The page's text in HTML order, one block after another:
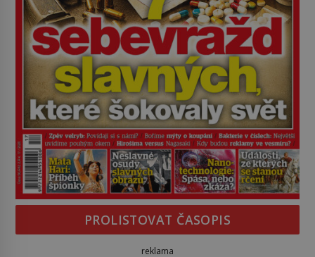
PROLISTOVAT ČASOPIS
reklama